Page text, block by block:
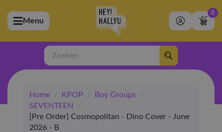
(Artiesten)
(Merchandise)
(Exclusive)
(Winkel)
Menu
0
Zoeken
Home / KPOP / Boy Groups
/
SEVENTEEN
/
[Pre Order] Cosmopolitan - Dino Cover - June
2026 - B